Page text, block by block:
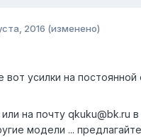
2016 (изменено)
усилки на постоянной
на почту qkuku@bk.ru
модели ...